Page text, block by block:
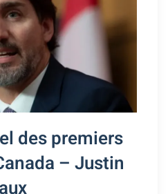
des premiers
– Justin